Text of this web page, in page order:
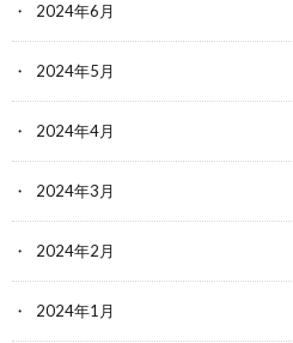
2024年6月
2024年5月
2024年4月
2024年3月
2024年2月
2024年1月